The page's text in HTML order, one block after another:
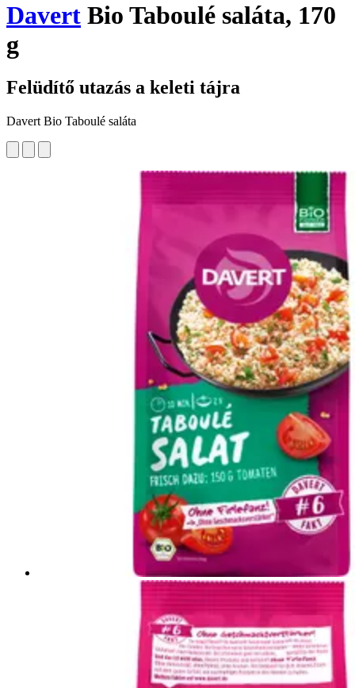
Davert Bio Taboulé saláta, 170
g
Felüdítő utazás a keleti tájra
Davert Bio Taboulé saláta